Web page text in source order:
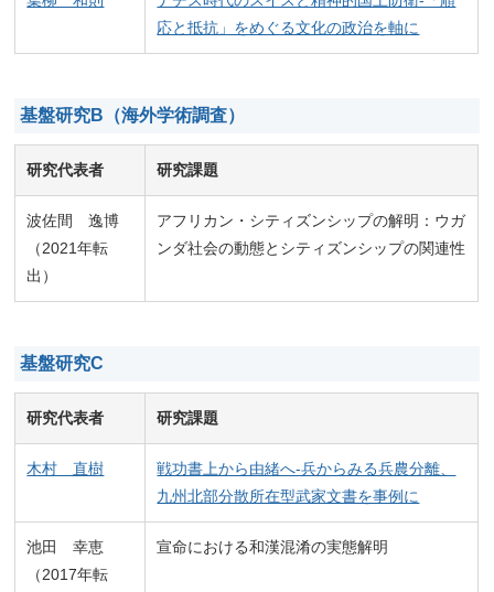
応と抵抗」をめぐる文化の政治を軸に
基盤研究B（海外学術調査）
研究代表者 研究課題
波佐間 逸博
（2021年転
出）
アフリカン・シティズンシップの解明：ウガ
ンダ社会の動態とシティズンシップの関連性
基盤研究C
研究代表者 研究課題
木村 直樹
戦功書上から由緒へ-兵からみる兵農分離、
九州北部分散所在型武家文書を事例に
池田 幸恵
（2017年転
宣命における和漢混淆の実態解明